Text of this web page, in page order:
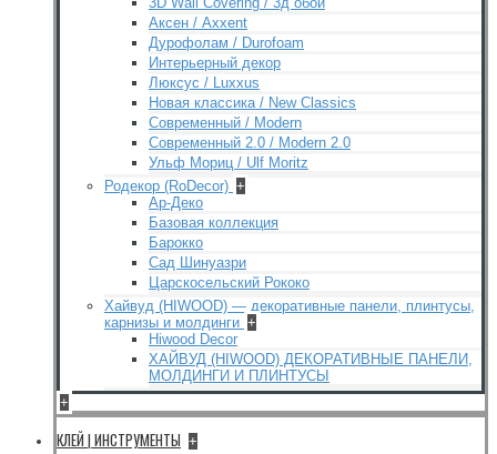
Аксен / Axxent
Дурофолам / Durofoam
Интерьерный декор
Люксус / Luxxus
Новая классика / New Classics
Современный / Modern
Современный 2.0 / Modern 2.0
Ульф Мориц / Ulf Moritz
Родекор (RoDecor) +
Ар-Деко
Базовая коллекция
Барокко
Сад Шинуазри
Царскосельский Рококо
Хайвуд (HIWOOD) — декоративные панели, плинтусы,
карнизы и молдинги +
Hiwood Decor
ХАЙВУД (HIWOOD) ДЕКОРАТИВНЫЕ ПАНЕЛИ,
МОЛДИНГИ И ПЛИНТУСЫ
+
КЛЕЙ | ИНСТРУМЕНТЫ +